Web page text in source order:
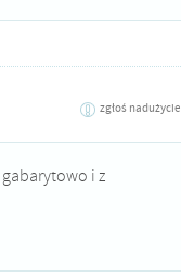
zgłoś nadużycie
i z